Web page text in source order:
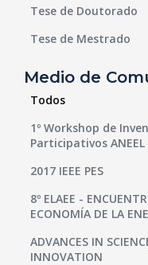
Tese de Doutorado
Tese de Mestrado
Medio de
1º Workshop de
Participativos ANEEL
2017 IEEE PES
8º ELAEE -
ECONOMÍA DE LA
ADVANCES IN
INNOVATION
Todos